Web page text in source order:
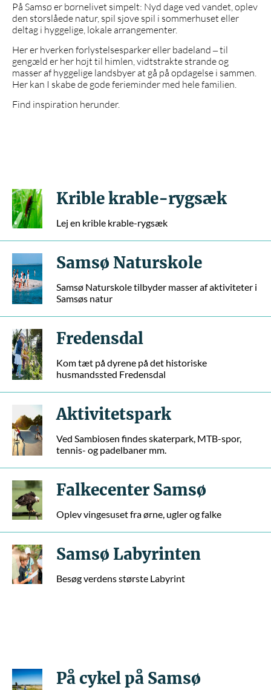
På Samsø er børnelivet simpelt: Nyd dage ved vandet, oplev
den storslåede natur, spil sjove spil i sommerhuset eller
deltag i hyggelige, lokale arrangementer.
Her er hverken forlystelsesparker eller badeland – til
gengæld er her højt til himlen, vidtstrakte strande og
masser af hyggelige landsbyer at gå på opdagelse i sammen.
Her kan I skabe de gode ferieminder med hele familien.
Find inspiration herunder.
Krible krable-rygsæk
Lej en krible krable-rygsæk
Samsø Naturskole
Samsø Naturskole tilbyder masser af aktiviteter i
Samsøs natur
Fredensdal
Kom tæt på dyrene på det historiske
husmandssted Fredensdal
Aktivitetspark
Ved Sambiosen findes skaterpark, MTB-spor,
tennis- og padelbaner mm.
Falkecenter Samsø
Oplev vingesuset fra ørne, ugler og falke
Samsø Labyrinten
Besøg verdens største Labyrint
På cykel på Samsø